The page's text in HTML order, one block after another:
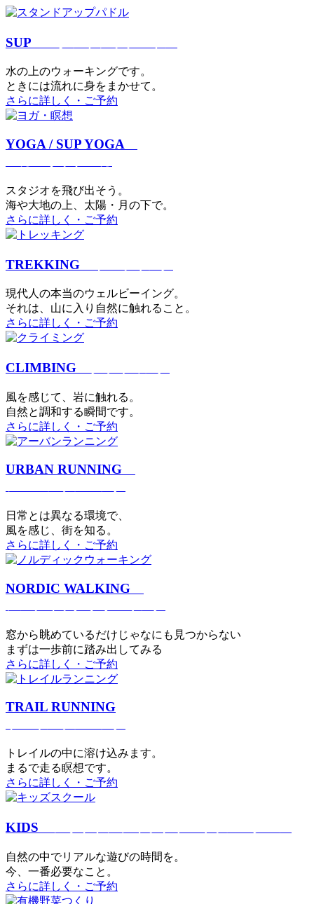
SUP
⽔の上のウォーキングです。
ときには流れに身をまかせて。
さらに詳しく・ご予約
YOGA / SUP YOGA
スタジオを⾶び出そう。
海や大地の上、太陽・⽉の下で。
さらに詳しく・ご予約
TREKKING
現代⼈の本当のウェルビーイング。
それは、⼭に⼊り⾃然に触れること。
さらに詳しく・ご予約
CLIMBING
⾵を感じて、岩に触れる。
⾃然と調和する瞬間です。
さらに詳しく・ご予約
URBAN RUNNING
日常とは異なる環境で、
風を感じ、街を知る。
さらに詳しく・ご予約
NORDIC WALKING
窓から眺めているだけじゃなにも見つからない
まずは一歩前に踏み出してみる
さらに詳しく・ご予約
TRAIL RUNNING
トレイルの中に溶け込みます。
まるで⾛る瞑想です。
さらに詳しく・ご予約
KIDS
⾃然の中でリアルな遊びの時間を。
今、⼀番必要なこと。
さらに詳しく・ご予約